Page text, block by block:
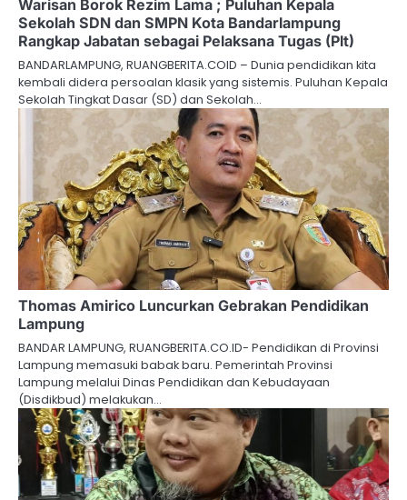
Warisan Borok Rezim Lama ; Puluhan Kepala
Sekolah SDN dan SMPN Kota Bandarlampung
Rangkap Jabatan sebagai Pelaksana Tugas (Plt)
BANDARLAMPUNG, RUANGBERITA.COID – Dunia pendidikan kita
kembali didera persoalan klasik yang sistemis. Puluhan Kepala
Sekolah Tingkat Dasar (SD) dan Sekolah…
Thomas Amirico Luncurkan Gebrakan Pendidikan
Lampung
BANDAR LAMPUNG, RUANGBERITA.CO.ID- Pendidikan di Provinsi
Lampung memasuki babak baru. Pemerintah Provinsi
Lampung melalui Dinas Pendidikan dan Kebudayaan
(Disdikbud) melakukan…